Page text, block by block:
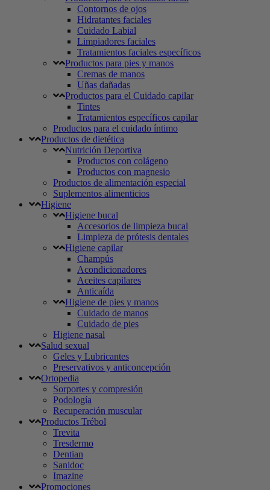
Contornos de ojos
Hidratantes faciales
Cuidado Labial
Limpiadores faciales
Tratamientos faciales específicos
Productos para pies y manos
Cremas de manos
Uñas dañadas
Productos para el Cuidado capilar
Tintes
Tratamientos específicos capilar
Productos para el cuidado íntimo
Productos de dietética
Nutrición Deportiva
Productos con colágeno
Productos con magnesio
Productos de alimentación especial
Suplementos alimenticios
Higiene
Higiene bucal
Accesorios de limpieza bucal
Limpieza de prótesis dentales
Higiene capilar
Champús
Acondicionadores
Aceites capilares
Anticaída
Higiene de pies y manos
Cuidado de manos
Cuidado de pies
Higiene nasal
Salud sexual
Geles y Lubricantes
Preservativos y anticoncepción
Ortopedia
Sorportes y compresión
Podología
Recuperación muscular
Productos Trébol
Trevita
Tresdermo
Dentian
Sanidoc
Imazine
Promociones